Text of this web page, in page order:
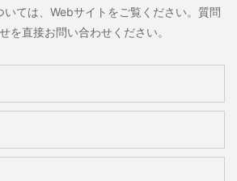
いては、Webサイトをご覧ください。質問
を直接お問い合わせください。